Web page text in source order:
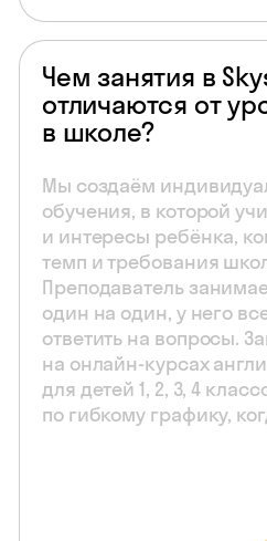
Чем занятия в
отличаются от
в школе?
Мы создаём
обучения, в которой
и интересы ребёнка,
темп и требования
Преподаватель
один на один, у него
ответить на вопросы.
на онлайн-курсах
для детей 1, 2, 3, 4
по гибкому графику,